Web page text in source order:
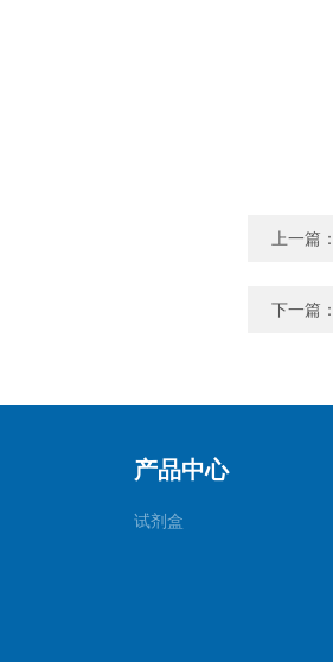
上一篇
下一篇
产品中心
试剂盒